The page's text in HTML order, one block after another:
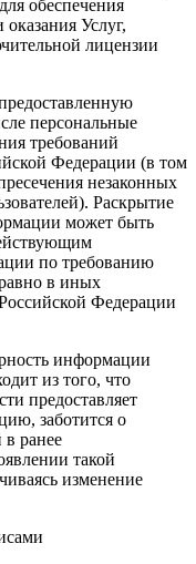
обеспечения
Услуг,
лицензии
персональные
требований
Федерации (в том
незаконных
Раскрытие
может быть
по требованию
в иных
Федерации
информации
из того, что
предоставляет
заботится о
в ранее
такой
изменение